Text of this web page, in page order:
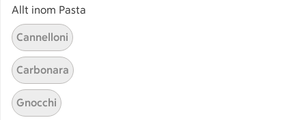
Sidfot
Start
Allt inom Pasta
Cannelloni
Carbonara
Gnocchi